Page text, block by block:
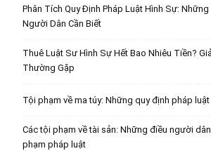
Phân Tích Quy Định Pháp Luật Hình Sự:
Người Dân Cần Biết
Thuê Luật Sư Hình Sự Hết Bao Nhiêu Tiền?
Thường Gặp
Tội phạm về ma túy: Những quy định pháp
Các tội phạm về tài sản: Những điều người
phạm pháp luật